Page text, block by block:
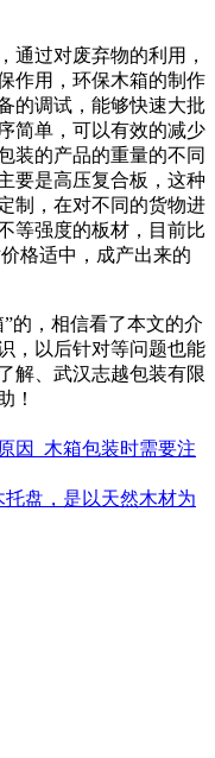
通过对废弃物的利用，
作用，环保木箱的制作
的调试，能够快速大批
简单，可以有效的减少
装的产品的重量的不同
要是高压复合板，这种
制，在对不同的货物进
等强度的板材，目前比
格适中，成产出来的
的，相信看了本文的介
，以后针对等问题也能
解、武汉志越包装有限
！
因_木箱包装时需要注
托盘，是以天然木材为